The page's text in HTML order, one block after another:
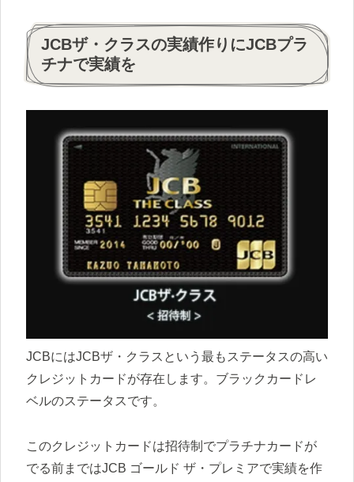
JCBザ・クラスの実績作りにJCBプラ
チナで実績を
JCBにはJCBザ・クラスという最もステータスの高い
クレジットカードが存在します。ブラックカードレ
ベルのステータスです。
このクレジットカードは招待制でプラチナカードが
でる前まではJCB ゴールド ザ・プレミアで実績を作